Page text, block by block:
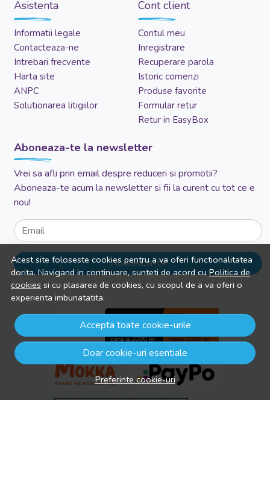
Acest site foloseste cookies pentru a va oferi functionalitatea
dorita. Navigand in continuare, sunteti de acord cuPolitica de
cookies si cu plasarea de cookies, cu scopul de a va oferi o
experienta imbunatatita.
Accepta toate cookie-urile
Doar cookie-uri esentiale
Preferinte cookie-uri
Asistenta
Informatii legale
Contacteaza-ne
Intrebari frecvente
Harta site
ANPC
Solutionarea litigiilor
Cont client
Contul meu
Inregistrare
Recuperare parola
Istoric comenzi
Produse favorite
Formular retur
Retur in EasyBox
Aboneaza-te la newsletter
Vrei sa afli prin email despre reduceri si promotii?
Aboneaza-te acum la newsletter si fii la curent cu tot ce e
nou!
Email
Aboneaza-te